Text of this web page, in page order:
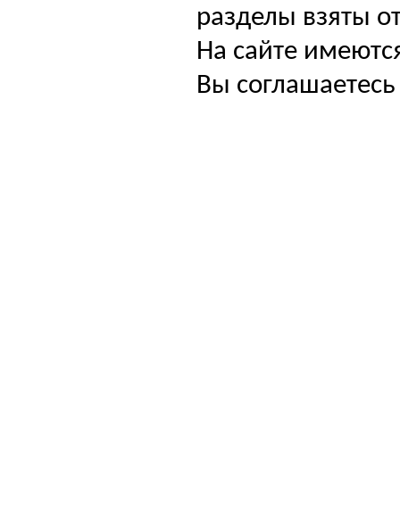
разделы взяты
На сайте
Вы